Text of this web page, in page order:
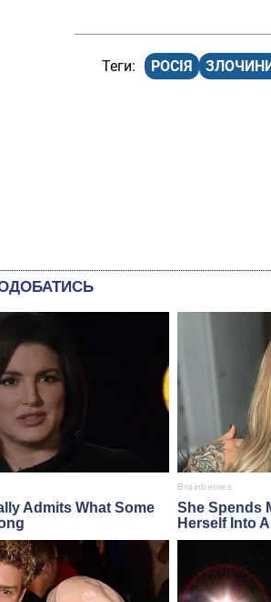
РОСІЯ ЗЛОЧИНИ